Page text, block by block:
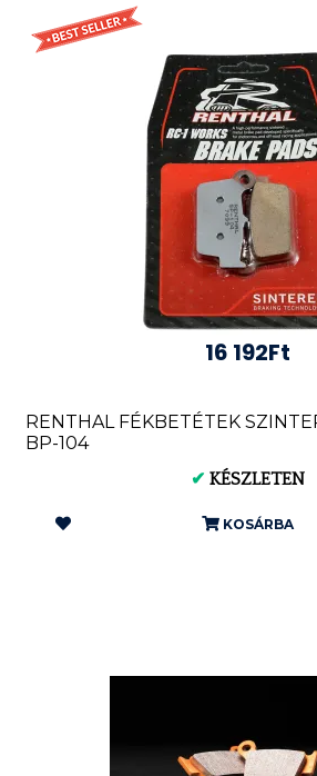
16 192Ft
RENTHAL FÉKBETÉTEK
BP-104
✔ KÉSZLETEN
KOSÁRBA